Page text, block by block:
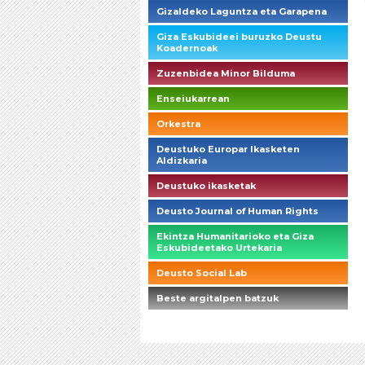
Gizaldeko Laguntza eta Garapena
Giza Eskubideei buruzko Deustu
Koadernoak
Zuzenbidea Minor Bilduma
Enseiukarrean
Orkestra
Deustuko Europar Ikasketen
Aldizkaria
Deustuko ikasketak
Deusto Journal of Human Rights
Ekintza Humanitarioko eta Giza
Eskubideetako Urtekaria
Deusto Social Lab
Beste argitalpen batzuk